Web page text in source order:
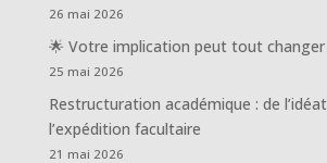
26 mai 2026
🌟 Votre implication peut tout changer
25 mai 2026
Restructuration académique : de
l’expédition facultaire
21 mai 2026